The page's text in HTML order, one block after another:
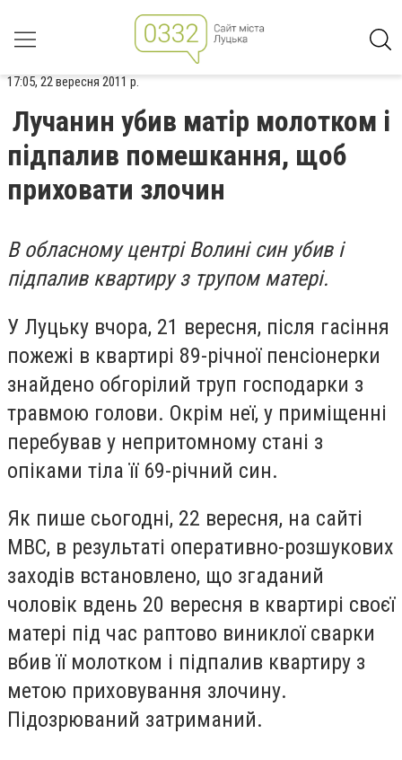
17:05, 22 вересня 2011 р.
Лучанин убив матір молотком і
підпалив помешкання, щоб
приховати злочин
В обласному центрі Волині син убив і
підпалив квартиру з трупом матері.
У Луцьку вчора, 21 вересня, після гасіння
пожежі в квартирі 89-річної пенсіонерки
знайдено обгорілий труп господарки з
травмою голови. Окрім неї, у приміщенні
перебував у непритомному стані з
опіками тіла її 69-річний син.
Як пише сьогодні, 22 вересня, на сайті
МВС, в результаті оперативно-розшукових
заходів встановлено, що згаданий
чоловік вдень 20 вересня в квартирі своєї
матері під час раптово виниклої сварки
вбив її молотком і підпалив квартиру з
метою приховування злочину.
Підозрюваний затриманий.